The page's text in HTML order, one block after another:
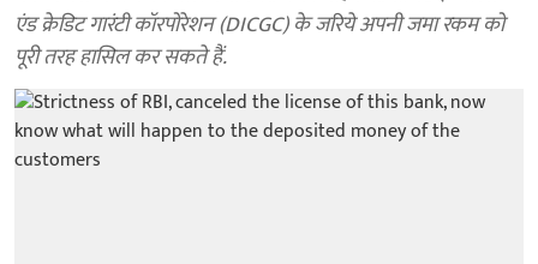
एंड क्रेडिट गारंटी कॉरपोरेशन (DICGC) के जरिये अपनी जमा रकम को
पूरी तरह हासिल कर सकते हैं.